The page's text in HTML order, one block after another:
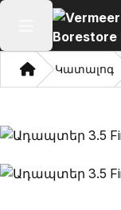
Բաց
ՏունԿատալոգ